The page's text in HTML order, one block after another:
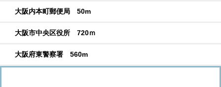
大阪内本町郵便局 50m
大阪市中央区役所 720ｍ
大阪府東警察署 560m